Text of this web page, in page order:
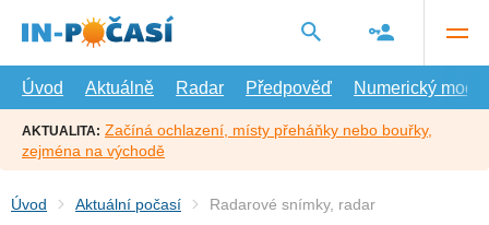
hlavní
Úvod
Aktuálně Radar Předpověď Numerický model
AKTUALITA: Začíná ochlazení, místy přeháňky nebo bouřky,
zejména na východě
Úvod Aktuální počasí Radarové snímky, radar